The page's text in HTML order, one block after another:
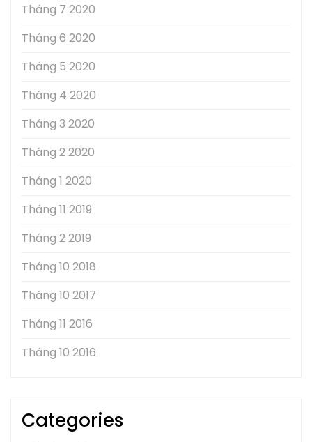
Tháng 7 2020
Tháng 6 2020
Tháng 5 2020
Tháng 4 2020
Tháng 3 2020
Tháng 2 2020
Tháng 1 2020
Tháng 11 2019
Tháng 2 2019
Tháng 10 2018
Tháng 10 2017
Tháng 11 2016
Tháng 10 2016
Categories